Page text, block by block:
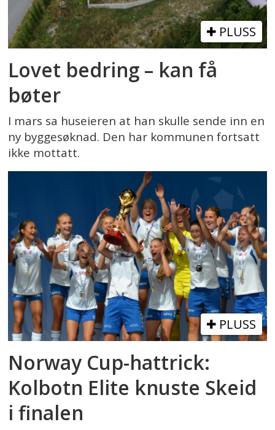
PLUSS
Lovet bedring – kan få
bøter
I mars sa huseieren at han skulle sende inn en
ny byggesøknad. Den har kommunen fortsatt
ikke mottatt.
PLUSS
Norway Cup-hattrick:
Kolbotn Elite knuste Skeid
i finalen